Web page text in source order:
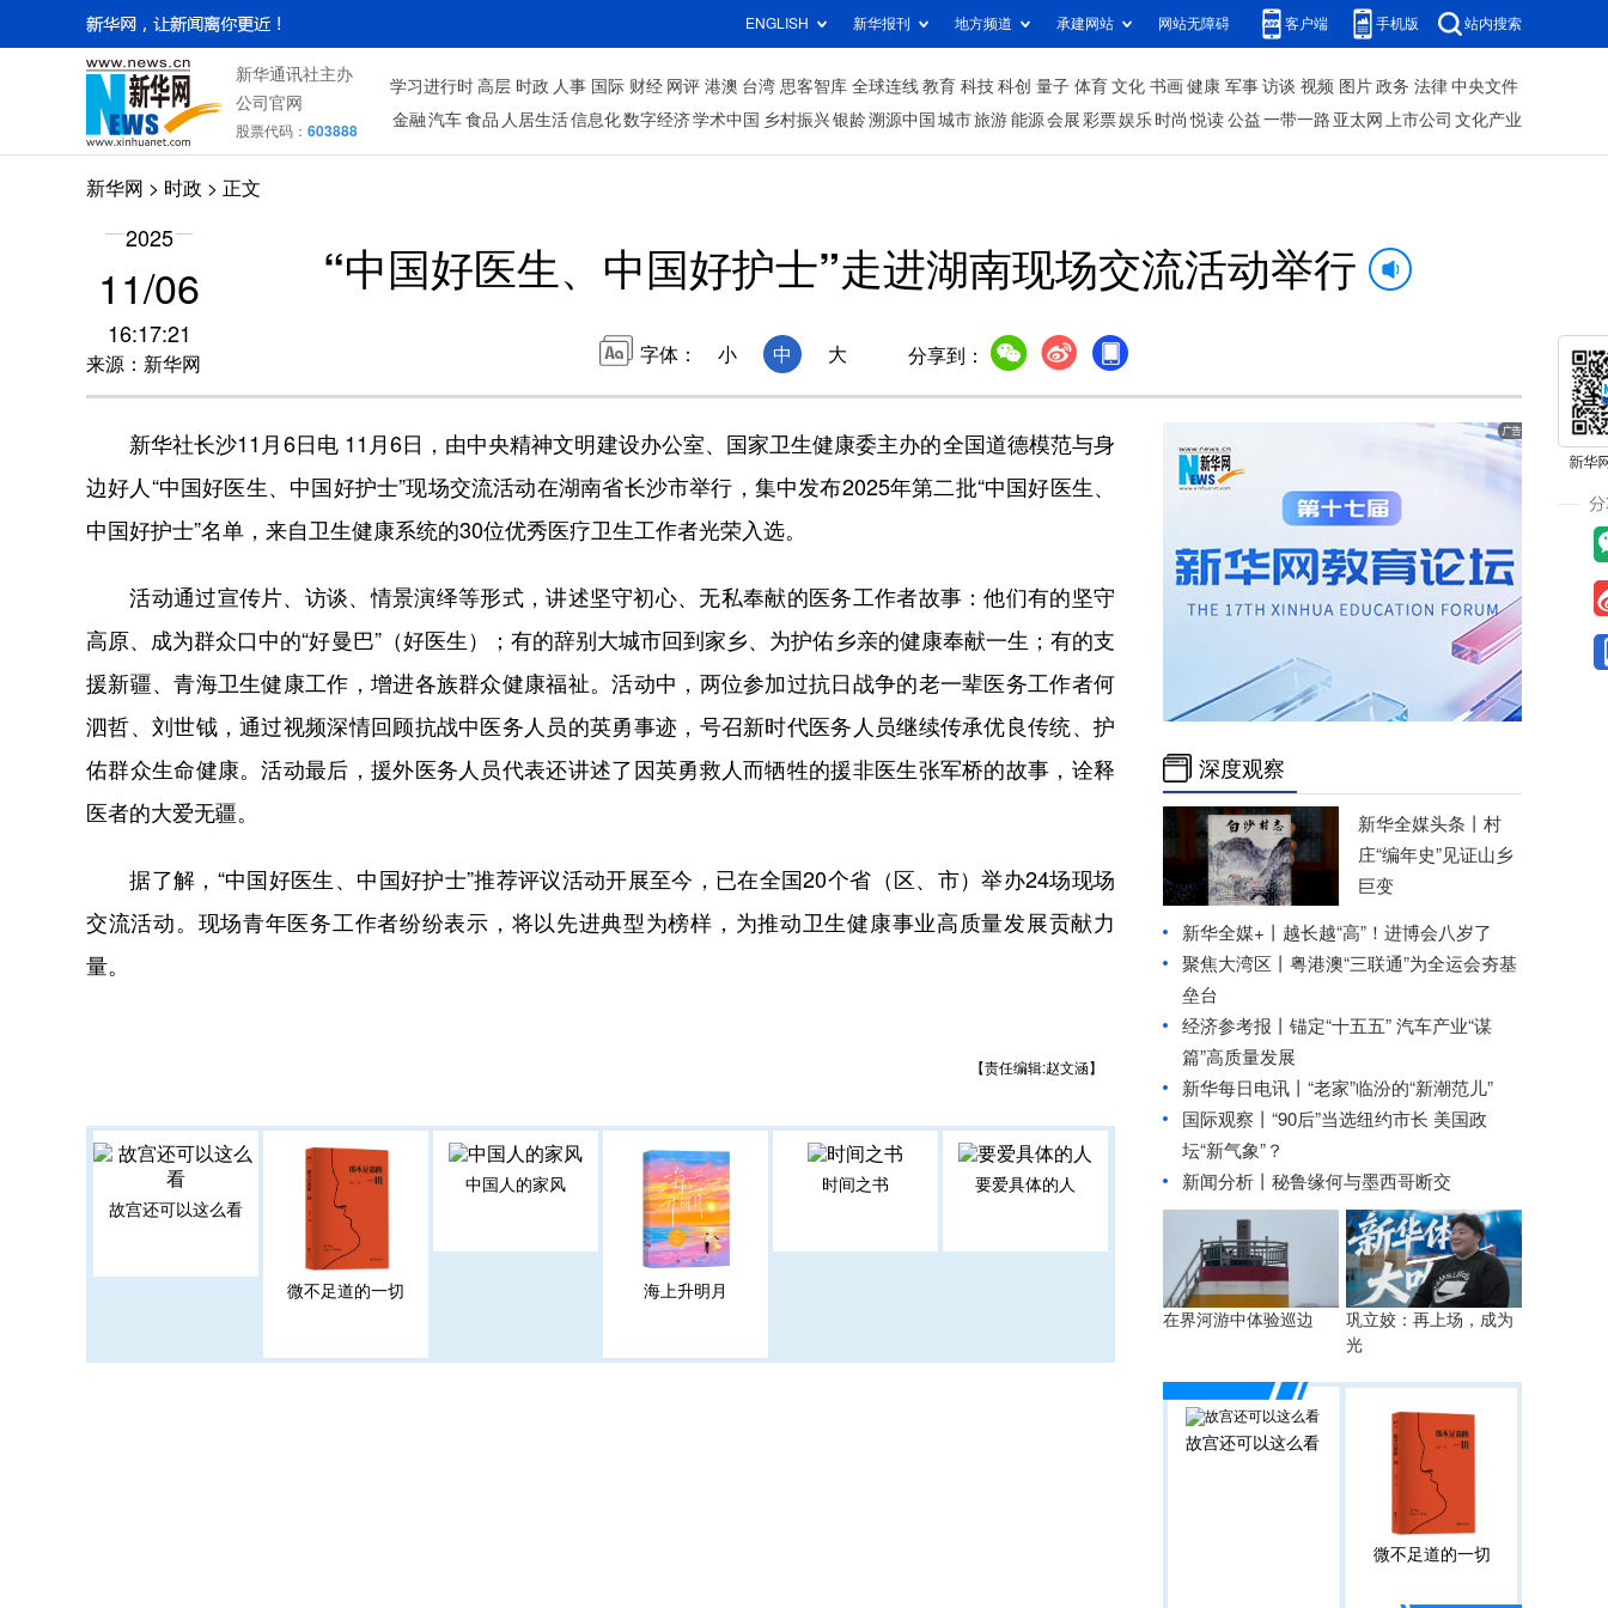
ENGLISH 新华报刊 地方频道 承建网站 网站无障碍 客户端 手机版 站内搜索
新华通讯社主办
公司官网
股票代码： 603888
学习进行时 高层 时政 人事 国际 财经 网评 港澳 台湾 思客智库 全球连线 教育 科技 科创 量子 体育 文化 书画 健康 军事 访谈 视频 图片 政务 法律 中央文件
金融 汽车 食品 人居生活信息化数字经济学术中国 乡村振兴银龄溯源中国 城市旅游 能源 会展 彩票娱乐 时尚 悦读 公益 一带一路 亚太网 上市公司 文化产业
新华网 > 时政 > 正文
2025
11/06
16:17:21
来源：新华网
“中国好医生、中国好护士”走进湖南现场交流活动举行
字体： 小 中 大 分享到：
新华社长沙11月6日电 11月6日，由中央精神文明建设办公室、国家卫生健康委主办的全国道德模范与身
边好人“中国好医生、中国好护士”现场交流活动在湖南省长沙市举行，集中发布2025年第二批“中国好医生、
中国好护士”名单，来自卫生健康系统的30位优秀医疗卫生工作者光荣入选。
活动通过宣传片、访谈、情景演绎等形式，讲述坚守初心、无私奉献的医务工作者故事：他们有的坚守
高原、成为群众口中的“好曼巴”（好医生）；有的辞别大城市回到家乡、为护佑乡亲的健康奉献一生；有的支
援新疆、青海卫生健康工作，增进各族群众健康福祉。活动中，两位参加过抗日战争的老一辈医务工作者何
泗哲、刘世钺，通过视频深情回顾抗战中医务人员的英勇事迹，号召新时代医务人员继续传承优良传统、护
佑群众生命健康。活动最后，援外医务人员代表还讲述了因英勇救人而牺牲的援非医生张军桥的故事，诠释
医者的大爱无疆。
据了解，“中国好医生、中国好护士”推荐评议活动开展至今，已在全国20个省（区、市）举办24场现场
交流活动。现场青年医务工作者纷纷表示，将以先进典型为榜样，为推动卫生健康事业高质量发展贡献力
量。
【责任编辑:赵文涵】
故宫还可以这么看
微不足道的一切
中国人的家风
海上升明月
时间之书 要爱具体的人
深度观察
新华全媒头条丨 村
庄“编年史”见证山乡
巨变
新华全媒+丨 越长越“高”！进博会八岁了
聚焦大湾区丨粤港澳“三联通”为全运会夯基
垒台
经济参考报丨 锚定“十五五” 汽车产业“谋
篇”高质量发展
新华每日电讯丨 “老家”临汾的“新潮范儿”
国际观察丨 “90后”当选纽约市长 美国政
坛“新气象”？
新闻分析丨秘鲁缘何与墨西哥断交
在界河游中体验巡边
巩立姣：再上场，成为
光
故宫还可以这么看
微不足道的一切